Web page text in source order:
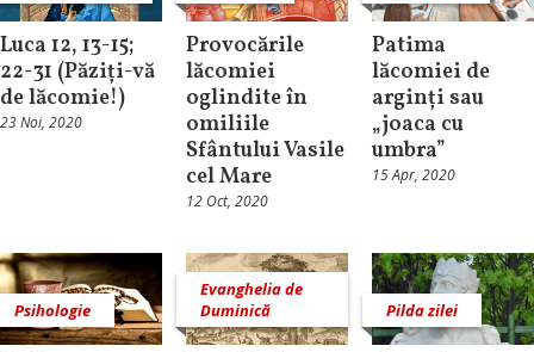
Luca 12, 13-15;
22-31 (Păziți-vă
de lăcomie!)
23 Noi, 2020
Provocările
lăcomiei
oglindite în
omiliile
Sfântului Vasile
cel Mare
12 Oct, 2020
Patima
lăcomiei de
arginți sau
„joaca cu
umbra”
15 Apr, 2020
Psihologie
Evanghelia de
Duminică
Pilda zilei